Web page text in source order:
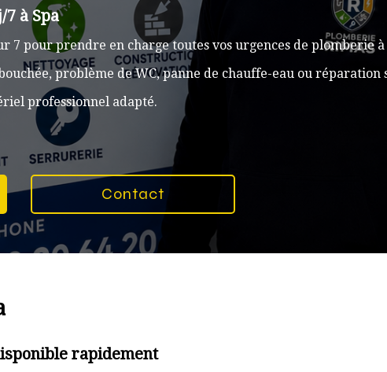
à Spa
7 pour prendre en charge toutes vos urgences de plomberie
problème de WC, panne de chauffe-eau ou
professionnel adapté.
Contact
rapidement